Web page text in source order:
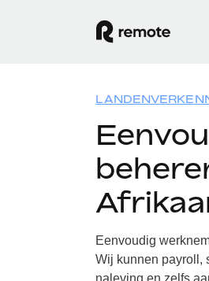
Eenvoudig
Wij kunnen payroll,
naleving en zelfs